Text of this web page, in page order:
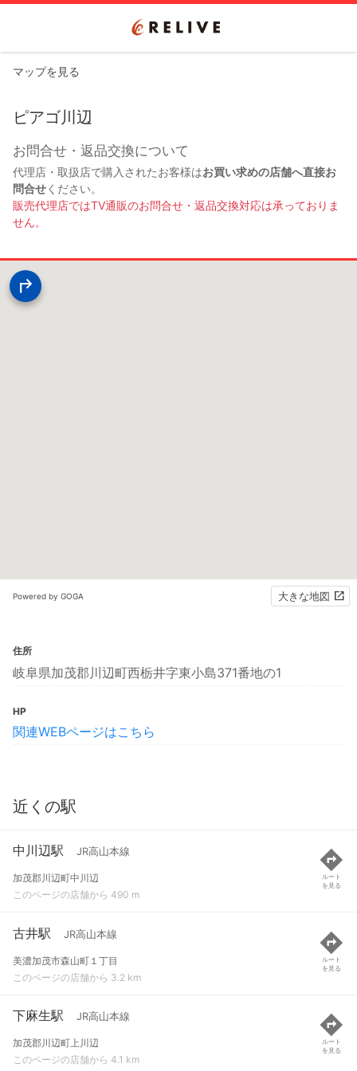
マップを見る
ピアゴ川辺
お問合せ・返品交換について
代理店・取扱店で購入されたお客様はお買い求めの店舗へ直接お
問合せください。
販売代理店ではTV通販のお問合せ・返品交換対応は承っておりま
せん。
Powered by GOGA 大きな地図
住所
岐阜県加茂郡川辺町西栃井字東小島371番地の1
HP
関連WEBページはこちら
近くの駅
中川辺駅 JR高山本線
加茂郡川辺町中川辺
このページの店舗から 490 m
ルート
を見る
古井駅 JR高山本線
美濃加茂市森山町１丁目
このページの店舗から 3.2 km
ルート
を見る
下麻生駅 JR高山本線
加茂郡川辺町上川辺
このページの店舗から 4.1 km
ルート
を見る